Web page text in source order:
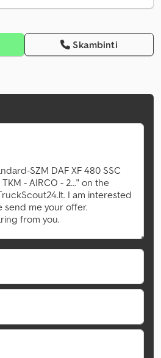
Skambinti